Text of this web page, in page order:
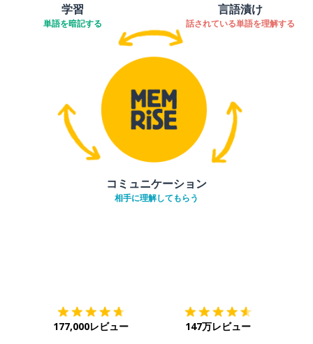
学習
単語を暗記する
言語漬け
話されている単語を理解する
コミュニケーション
相手に理解してもらう
177,000レビュー 147万レビュー